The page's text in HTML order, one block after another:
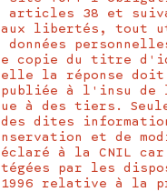
articles 38 et
libertés, tout
copie du titre
la réponse
publiée à l'insu de
à des tiers.
dites
et de
à la CNIL
par les
1996 relative à la